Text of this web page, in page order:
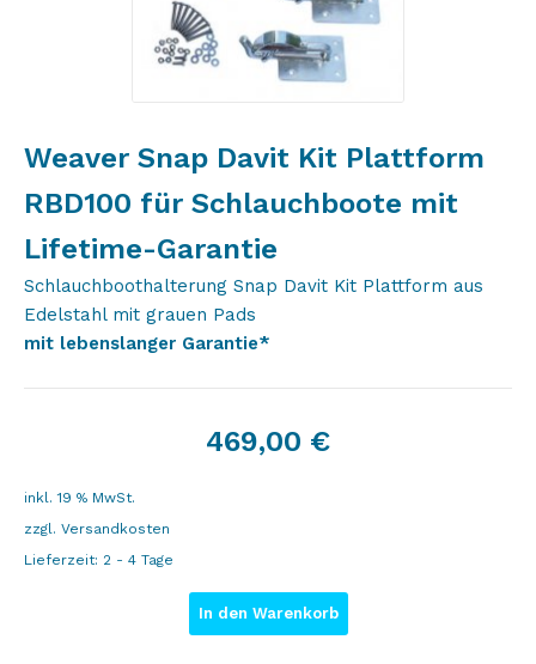
Weaver Snap Davit Kit Plattform
RBD100 für Schlauchboote mit
Lifetime-Garantie
Schlauchboothalterung Snap Davit Kit Plattform aus
Edelstahl mit grauen Pads
mit lebenslanger Garantie*
469,00 €
inkl. 19 % MwSt.
zzgl. Versandkosten
Lieferzeit: 2 - 4 Tage
In den Warenkorb